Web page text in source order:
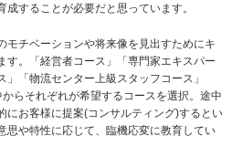
することが必要だと思っています。
モチベーションや将来像を見出すためにキ
す。「経営者コース」「専門家エキスパー
」「物流センター上級スタッフコース」
らそれぞれが希望するコースを選択。途中
にお客様に提案(コンサルティング)するとい
思や特性に応じて、臨機応変に教育してい